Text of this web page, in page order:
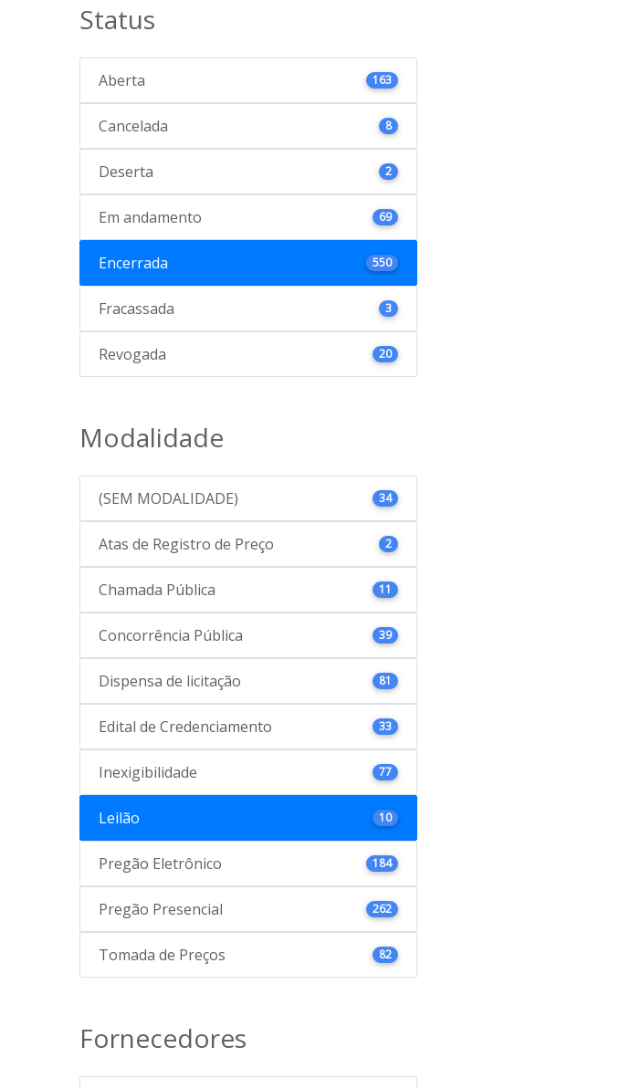
Status
Aberta 163
Cancelada 8
Deserta 2
Em andamento 69
Encerrada 550
Fracassada 3
Revogada 20
Modalidade
(SEM MODALIDADE) 34
Atas de Registro de Preço 2
Chamada Pública 11
Concorrência Pública 39
Dispensa de licitação 81
Edital de Credenciamento 33
Inexigibilidade 77
Leilão 10
Pregão Eletrônico 184
Pregão Presencial 262
Tomada de Preços 82
Fornecedores